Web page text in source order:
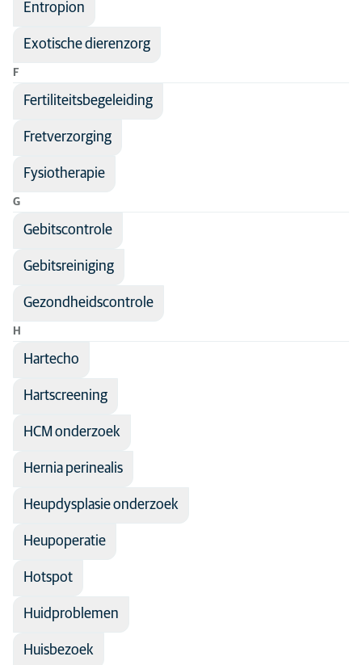
Entropion
Exotische dierenzorg
F
Fertiliteitsbegeleiding
Fretverzorging
Fysiotherapie
G
Gebitscontrole
Gebitsreiniging
Gezondheidscontrole
H
Hartecho
Hartscreening
HCM onderzoek
Hernia perinealis
Heupdysplasie onderzoek
Heupoperatie
Hotspot
Huidproblemen
Huisbezoek